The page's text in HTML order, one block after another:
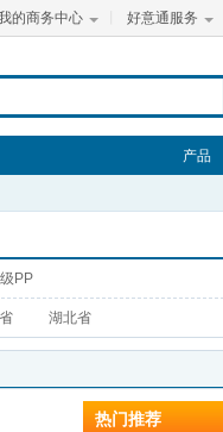
的商务中心 好意通服务
产品
PP
湖北省
热门推荐